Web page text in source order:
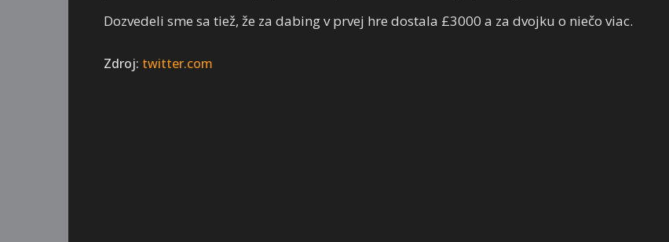
Dozvedeli sme sa tiež, že za dabing v prvej hre dostala £3000 a za dvojku o niečo viac.
Zdroj: twitter.com